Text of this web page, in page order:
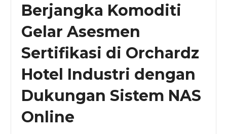
Berjangka Komoditi
Gelar Asesmen
Sertifikasi di Orchardz
Hotel Industri dengan
Dukungan Sistem NAS
Online